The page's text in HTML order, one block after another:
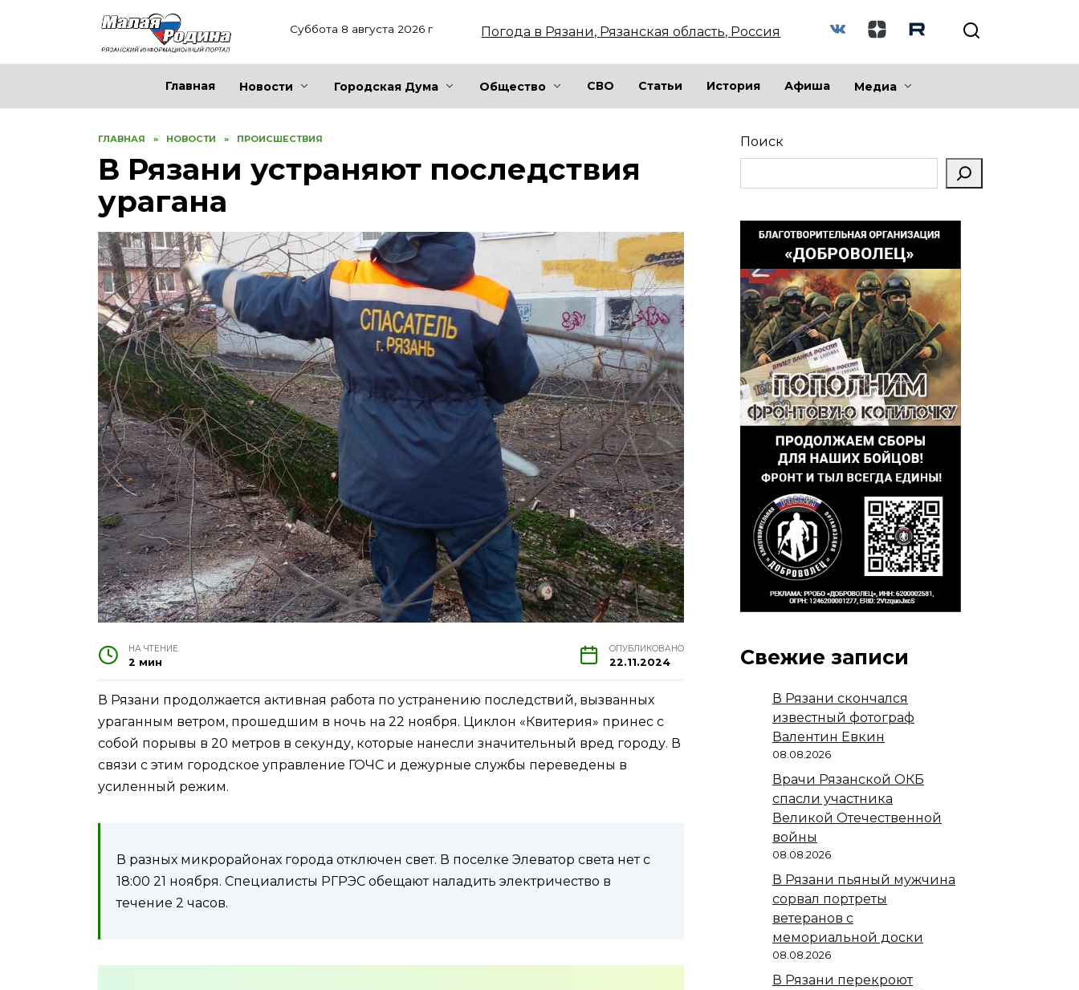
Суббота 8 августа 2026 г Погода в Рязани, Рязанская область, Россия
Главная Новости Городская Дума Общество СВО Статьи История Афиша Медиа
ГЛАВНАЯ » НОВОСТИ » ПРОИСШЕСТВИЯ
В Рязани устраняют последствия
урагана
НА ЧТЕНИЕ
2 мин
ОПУБЛИКОВАНО
22.11.2024
В Рязани продолжается активная работа по устранению последствий, вызванных
ураганным ветром, прошедшим в ночь на 22 ноября. Циклон «Квитерия» принес с
собой порывы в 20 метров в секунду, которые нанесли значительный вред городу. В
связи с этим городское управление ГОЧС и дежурные службы переведены в
усиленный режим.
В разных микрорайонах города отключен свет. В поселке Элеватор света нет с
18:00 21 ноября. Специалисты РГРЭС обещают наладить электричество в
течение 2 часов.
Поиск
Свежие записи
В Рязани скончался
известный фотограф
Валентин Евкин
08.08.2026
Врачи Рязанской ОКБ
спасли участника
Великой Отечественной
войны
08.08.2026
В Рязани пьяный мужчина
сорвал портреты
ветеранов с
мемориальной доски
08.08.2026
В Рязани перекроют